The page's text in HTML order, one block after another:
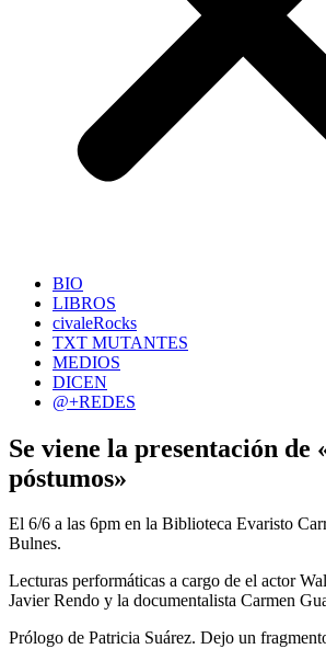
BIO
LIBROS
civaleRocks
TXT MUTANTES
MEDIOS
DICEN
@+REDES
Se viene la presentación de
póstumos»
El 6/6 a las 6pm en la Biblioteca Evaristo
Bulnes.
Lecturas performáticas a cargo de el actor
Javier Rendo y la documentalista Carmen
Prólogo de Patricia Suárez. Dejo un